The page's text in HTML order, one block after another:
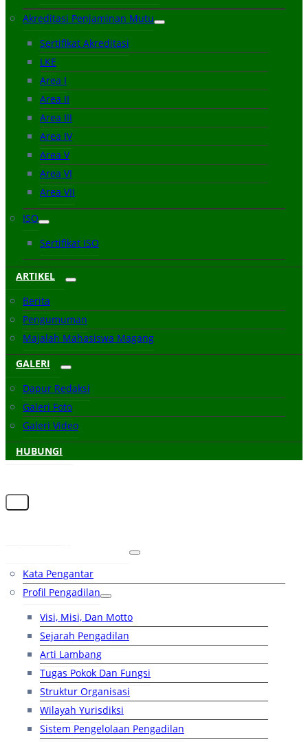
Akreditasi Penjaminan Mutu
Sertifikat Akreditasi
LKE
Area I
Area II
Area III
Area IV
Area V
Area VI
Area VII
ISO
Sertifikat ISO
ARTIKEL
Berita
Pengumuman
Majalah Mahasiswa Magang
GALERI
Dapur Redaksi
Galeri Foto
Galeri Video
HUBUNGI
Kata Pengantar
Profil Pengadilan
Visi, Misi, Dan Motto
Sejarah Pengadilan
Arti Lambang
Tugas Pokok Dan Fungsi
Struktur Organisasi
Wilayah Yurisdiksi
Sistem Pengelolaan Pengadilan